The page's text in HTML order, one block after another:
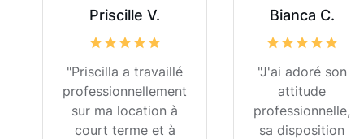
Priscille V.
"Priscilla a travaillé
professionnellement
sur ma location à
court terme et à
Bianca C.
"J'ai adoré son
attitude
professionnelle,
sa disposition